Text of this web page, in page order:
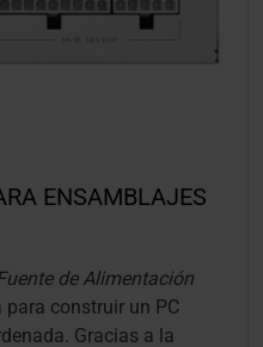
ENSAMBLAJES
de Alimentación
construir un PC
Gracias a la